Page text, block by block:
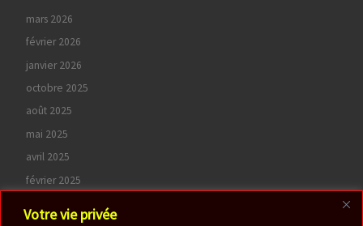
Votre vie privée
mars 2026
février 2026
janvier 2026
octobre 2025
août 2025
mai 2025
avril 2025
février 2025